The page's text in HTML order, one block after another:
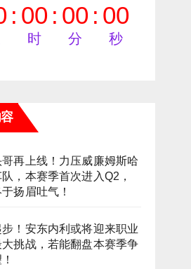
: 00
时
: 00
分
: 00
秒
再上线！力压威廉姆斯哈
，本赛季首次进入Q2，
扬眉吐气！
！安东内利或将迎来职业
挑战，若能翻盘本赛季争